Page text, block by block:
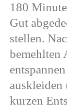
180
Gut
stellen.
bemehlten
auskleiden
kurzen